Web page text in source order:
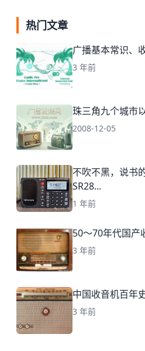
热门文章
广播基本常识、
3 年前
珠三角九个城市
2008-12-05
不吹不黑，说书
SR28...
1 年前
50～70年代国产
3 年前
中国收音机百年
3 年前